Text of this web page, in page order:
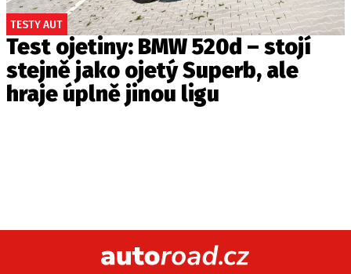
TESTY AUT
Test ojetiny: BMW 520d – stojí
stejně jako ojetý Superb, ale
hraje úplně jinou ligu